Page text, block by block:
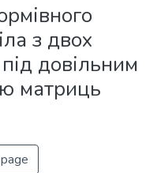
з двох
довільним
матриць